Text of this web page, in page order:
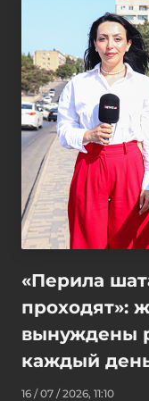
«Перила
проходят»:
вынуждены
каждый
16 / 07 / 2026, 11:10